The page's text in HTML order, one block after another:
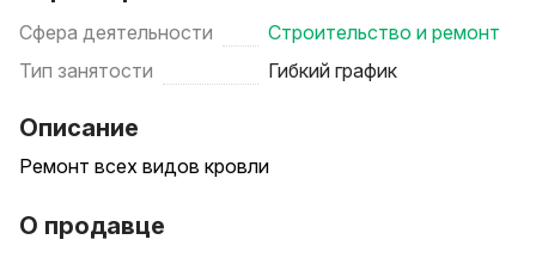
Сфера деятельности
Строительство и ремонт
Тип занятости
Гибкий график
Описание
Ремонт всех видов кровли
О продавце